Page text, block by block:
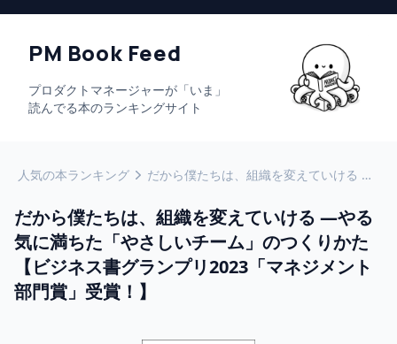
PM Book Feed
プロダクトマネージャーが「いま」
読んでる本のランキングサイト
人気の本ランキング だから僕たちは、組織を変えていける —やる気に満ちた「やさしいチーム」のつくりかた【ビジネス書グランプリ2023「マネジメント部門賞」受賞！】
だから僕たちは、組織を変えていける —やる
気に満ちた「やさしいチーム」のつくりかた
【ビジネス書グランプリ2023「マネジメント
部門賞」受賞！】